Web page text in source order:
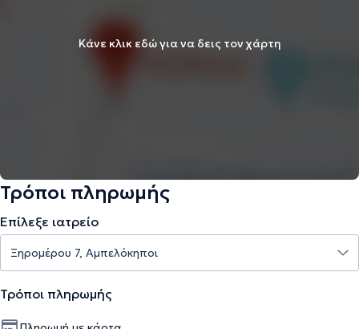
Κάνε κλικ εδώ για να δεις τον χάρτη
Τρόποι πληρωμής
Επίλεξε ιατρείο
Τρόποι πληρωμής